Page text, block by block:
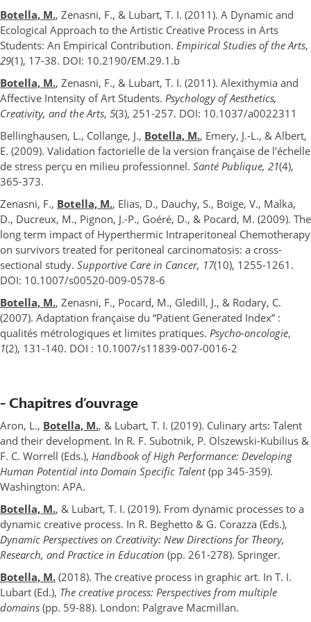
Botella, M., Zenasni, F., & Lubart, T. I. (2011). A Dynamic and
Ecological Approach to the Artistic Creative Process in Arts
Students: An Empirical Contribution. Empirical Studies of the Arts,
29(1), 17-38. DOI: 10.2190/EM.29.1.b
Botella, M., Zenasni, F., & Lubart, T. I. (2011). Alexithymia and
Affective Intensity of Art Students. Psychology of Aesthetics,
Creativity, and the Arts, 5(3), 251-257. DOI: 10.1037/a0022311
Bellinghausen, L., Collange, J., Botella, M., Emery, J.-L., & Albert,
E. (2009). Validation factorielle de la version française de l’échelle
de stress perçu en milieu professionnel. Santé Publique, 21(4),
365-373.
Zenasni, F., Botella, M., Elias, D., Dauchy, S., Boige, V., Malka,
D., Ducreux, M., Pignon, J.-P., Goéré, D., & Pocard, M. (2009). The
long term impact of Hyperthermic Intraperitoneal Chemotherapy
on survivors treated for peritoneal carcinomatosis: a cross-
sectional study. Supportive Care in Cancer, 17(10), 1255-1261.
DOI: 10.1007/s00520-009-0578-6
Botella, M., Zenasni, F., Pocard, M., Gledill, J., & Rodary, C.
(2007). Adaptation française du “Patient Generated Index” :
qualités métrologiques et limites pratiques. Psycho-oncologie,
1(2), 131-140. DOI : 10.1007/s11839-007-0016-2
– Chapitres d’ouvrage
Aron, L., Botella, M., & Lubart, T. I. (2019). Culinary arts: Talent
and their development. In R. F. Subotnik, P. Olszewski-Kubilius &
F. C. Worrell (Eds.), Handbook of High Performance: Developing
Human Potential into Domain Specific Talent(pp 345-359).
Washington: APA.
Botella, M., & Lubart, T. I. (2019). From dynamic processes to a
dynamic creative process. In R. Beghetto & G. Corazza (Eds.),
Dynamic Perspectives on Creativity: New Directions for Theory,
Research, and Practice in Education (pp. 261-278). Springer.
Botella, M. (2018). The creative process in graphic art. In T. I.
Lubart (Ed.), The creative process: Perspectives from multiple
domains (pp. 59-88). London: Palgrave Macmillan.